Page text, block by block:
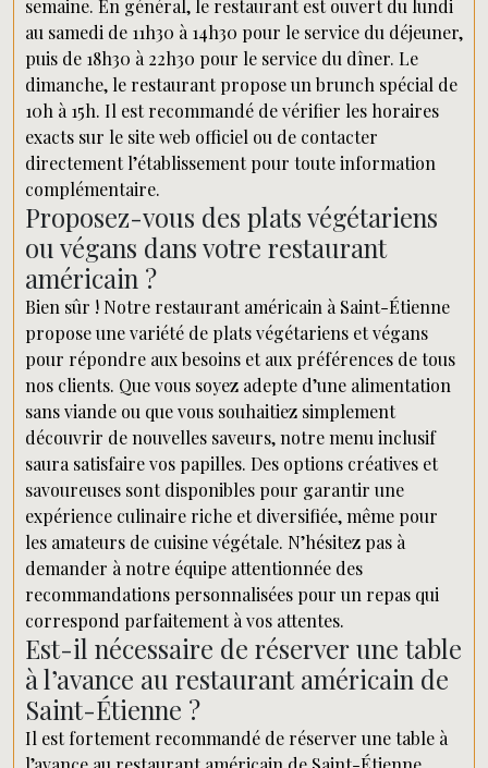
semaine. En général, le restaurant est ouvert du lundi
au samedi de 11h30 à 14h30 pour le service du déjeuner,
puis de 18h30 à 22h30 pour le service du dîner. Le
dimanche, le restaurant propose un brunch spécial de
10h à 15h. Il est recommandé de vérifier les horaires
exacts sur le site web officiel ou de contacter
directement l’établissement pour toute information
complémentaire.
Proposez-vous des plats végétariens
ou végans dans votre restaurant
américain ?
Bien sûr ! Notre restaurant américain à Saint-Étienne
propose une variété de plats végétariens et végans
pour répondre aux besoins et aux préférences de tous
nos clients. Que vous soyez adepte d’une alimentation
sans viande ou que vous souhaitiez simplement
découvrir de nouvelles saveurs, notre menu inclusif
saura satisfaire vos papilles. Des options créatives et
savoureuses sont disponibles pour garantir une
expérience culinaire riche et diversifiée, même pour
les amateurs de cuisine végétale. N’hésitez pas à
demander à notre équipe attentionnée des
recommandations personnalisées pour un repas qui
correspond parfaitement à vos attentes.
Est-il nécessaire de réserver une table
à l’avance au restaurant américain de
Saint-Étienne ?
Il est fortement recommandé de réserver une table à